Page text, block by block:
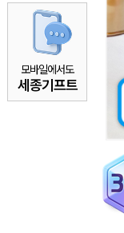
모바일에서도
세종기프트